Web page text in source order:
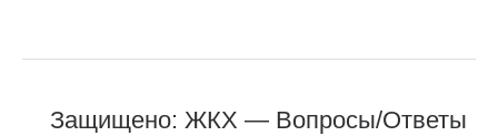
Защищено: ЖКХ — Вопросы/Ответы
Защищено: